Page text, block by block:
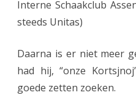
Interne Schaakclub
steeds Unitas)
Daarna is er niet meer
had hij, “onze
goede zetten zoeken.